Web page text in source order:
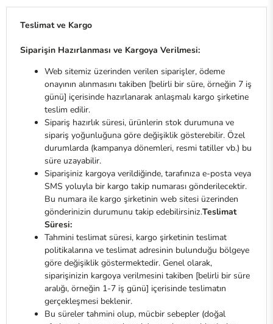
Teslimat ve Kargo
Siparişin Hazırlanması ve Kargoya Verilmesi:
Web sitemiz üzerinden verilen siparişler, ödeme
onayının alınmasını takiben [belirli bir süre, örneğin 7 iş
günü] içerisinde hazırlanarak anlaşmalı kargo şirketine
teslim edilir.
Sipariş hazırlık süresi, ürünlerin stok durumuna ve
sipariş yoğunluğuna göre değişiklik gösterebilir. Özel
durumlarda (kampanya dönemleri, resmi tatiller vb.) bu
süre uzayabilir.
Siparişiniz kargoya verildiğinde, tarafınıza e-posta veya
SMS yoluyla bir kargo takip numarası gönderilecektir.
Bu numara ile kargo şirketinin web sitesi üzerinden
gönderinizin durumunu takip edebilirsiniz.Teslimat
Süresi:
Tahmini teslimat süresi, kargo şirketinin teslimat
politikalarına ve teslimat adresinin bulunduğu bölgeye
göre değişiklik göstermektedir. Genel olarak,
siparişinizin kargoya verilmesini takiben [belirli bir süre
aralığı, örneğin 1-7 iş günü] içerisinde teslimatın
gerçekleşmesi beklenir.
Bu süreler tahmini olup, mücbir sebepler (doğal